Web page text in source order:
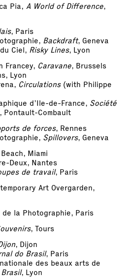
Pia, A World of Difference,
, Paris
Backdraft, Geneva
Ciel, Risky Lines, Lyon
Francey, Caravane, Brussels
Lyon
Circulations(with Philippe
d’Ile-de-France, Société
, Pontault-Combault
de forces, Rennes
Spillovers, Geneva
Miami
Deux, Nantes
de travail, Paris
Art Overgarden,
la Photographie, Paris
, Tours
, Dijon
do Brasil, Paris
des beaux arts de
, Lyon